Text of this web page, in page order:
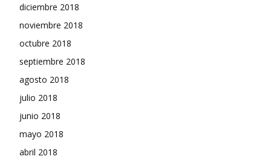
diciembre 2018
noviembre 2018
octubre 2018
septiembre 2018
agosto 2018
julio 2018
junio 2018
mayo 2018
abril 2018